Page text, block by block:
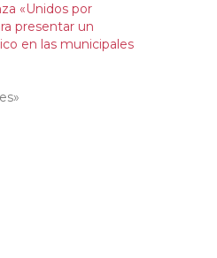
«Unidos por
presentar un
en las municipales